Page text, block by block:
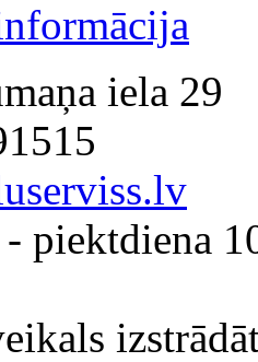
iela 29
piektdiena